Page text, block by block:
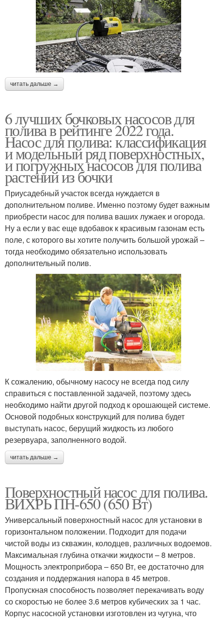
читать дальше →
6 лучших бочковых насосов для
полива в рейтинге 2022 года.
Насос для полива: классификация
и модельный ряд поверхностных,
и погружных насосов для полива
растений из бочки
Приусадебный участок всегда нуждается в
дополнительном поливе. Именно поэтому будет важным
приобрести насос для полива ваших лужаек и огорода.
Ну а если у вас еще вдобавок к красивым газонам есть
поле, с которого вы хотите получить большой урожай –
тогда необходимо обязательно использовать
дополнительный полив.
К сожалению, обычному насосу не всегда под силу
справиться с поставленной задачей, поэтому здесь
необходимо найти другой подход к орошающей системе.
Основой подобных конструкций для полива будет
выступать насос, берущий жидкость из любого
резервуара, заполненного водой.
читать дальше →
Поверхностный насос для полива.
ВИХРЬ ПН-650 (650 Вт)
Универсальный поверхностный насос для установки в
горизонтальном положении. Подходит для подачи
чистой воды из скважин, колодцев, различных водоемов.
Максимальная глубина откачки жидкости – 8 метров.
Мощность электроприбора – 650 Вт, ее достаточно для
создания и поддержания напора в 45 метров.
Пропускная способность позволяет перекачивать воду
со скоростью не более 3.6 метров кубических за 1 час.
Корпус насосной установки изготовлен из чугуна, что